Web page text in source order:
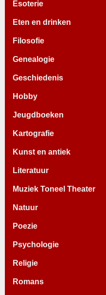
Esoterie
Eten en drinken
Filosofie
Genealogie
Geschiedenis
Hobby
Jeugdboeken
Kartografie
Kunst en antiek
Literatuur
Muziek Toneel Theater
Natuur
Poezie
Psychologie
Religie
Romans